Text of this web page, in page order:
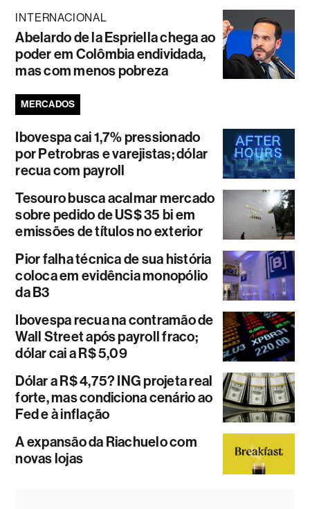
INTERNACIONAL
Abelardo de la Espriella chega ao
poder em Colômbia endividada,
mas com menos pobreza
MERCADOS
Ibovespa cai 1,7% pressionado
por Petrobras e varejistas; dólar
recua com payroll
Tesouro busca acalmar mercado
sobre pedido de US$ 35 bi em
emissões de títulos no exterior
Pior falha técnica de sua história
coloca em evidência monopólio
da B3
Ibovespa recua na contramão de
Wall Street após payroll fraco;
dólar cai a R$ 5,09
Dólar a R$ 4,75? ING projeta real
forte, mas condiciona cenário ao
Fed e à inflação
A expansão da Riachuelo com
novas lojas